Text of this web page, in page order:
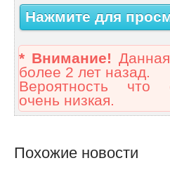
Нажмите для
* Внимание!
более 2 лет назад.
Вероятность что
очень низкая.
Похожие новости